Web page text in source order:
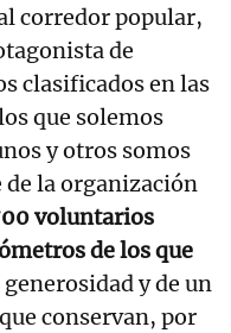
corredor popular,
de
clasificados en las
que solemos
y otros somos
la organización
voluntarios
de los que
generosidad y de un
conservan, por